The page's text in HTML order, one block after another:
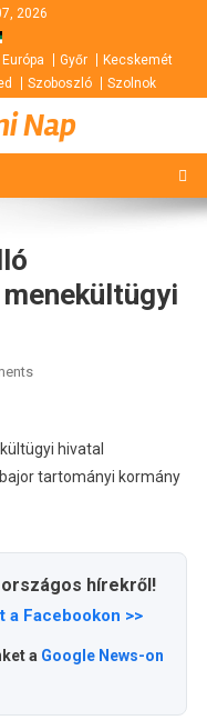
2026
Európa Győr
Kecskemét
Szoboszló Szolnok
Nap
hivatal
tartományi kormány
hírekről!
a Facebookon >>
a Google News-on